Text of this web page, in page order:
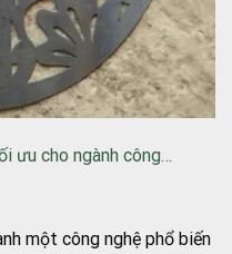
ưu cho ngành công…
một công nghệ phổ biến